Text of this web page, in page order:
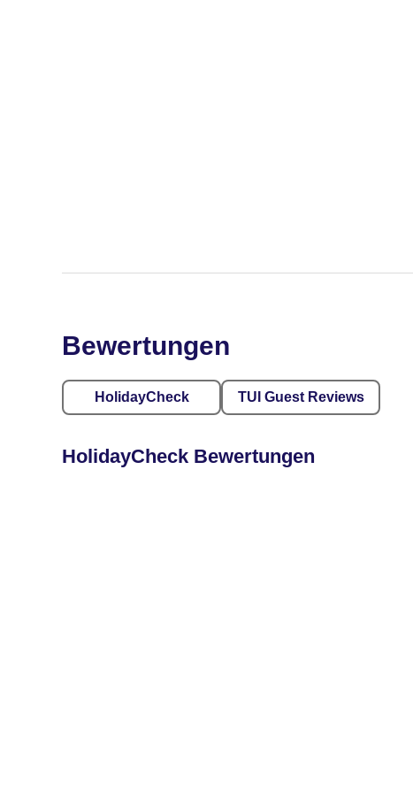
Bewertungen
HolidayCheck TUI Guest Reviews
HolidayCheck Bewertungen